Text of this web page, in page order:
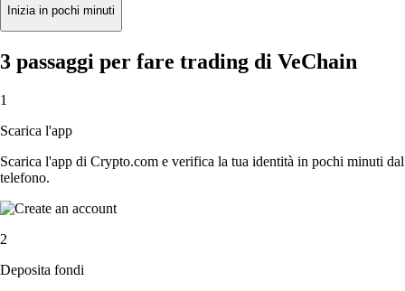
Inizia in pochi minuti
3 passaggi per fare trading di VeChain
1
Scarica l'app
Scarica l'app di Crypto.com e verifica la tua identità in pochi minuti dal
telefono.
2
Deposita fondi